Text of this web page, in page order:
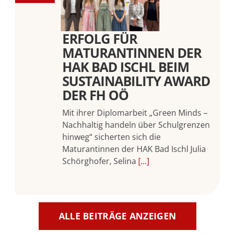
ERFOLG FÜR
MATURANTINNEN DER
HAK BAD ISCHL BEIM
SUSTAINABILITY AWARD
DER FH OÖ
Mit ihrer Diplomarbeit „Green Minds –
Nachhaltig handeln über Schulgrenzen
hinweg“ sicherten sich die
Maturantinnen der HAK Bad Ischl Julia
Schörghofer, Selina [...]
ALLE BEITRÄGE ANZEIGEN